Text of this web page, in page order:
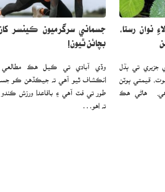
رستا،
جزيري تي ٻڌل
قيمتي ٻوٽن
هاڻي هڪ
جسماني سرگرميون ڪينسر
بچائن ٿيون!
وڏي آبادي تي ڪيل هڪ مطالعي
انڪشاف ٿيو آهي ته جيڪڏهن ڪو
طور تي فٽ آهي ۽ باقاعدا ورزش ڪندو
ته اهو…